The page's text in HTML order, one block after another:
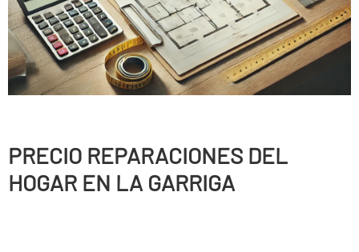
PRECIO REPARACIONES DEL
HOGAR EN LA GARRIGA